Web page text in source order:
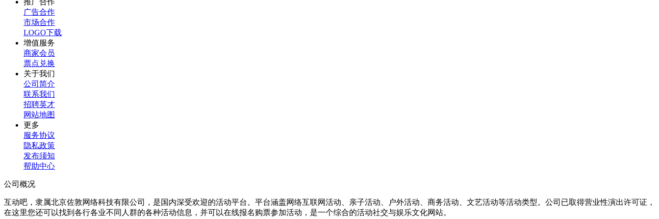
推广合作
广告合作
市场合作
LOGO下载
增值服务
商家会员
票点兑换
关于我们
公司简介
联系我们
招聘英才
网站地图
更多
服务协议
隐私政策
发布须知
帮助中心
公司概况
互动吧，隶属北京佐敦网络科技有限公司，是国内深受欢迎的活动平台。平台涵盖网络互联网活动、亲子活动、户外活动、商务活动、文艺活动等活动类型。公司已取得营业性演出许可证，
在这里您还可以找到各行各业不同人群的各种活动信息，并可以在线报名购票参加活动，是一个综合的活动社交与娱乐文化网站。